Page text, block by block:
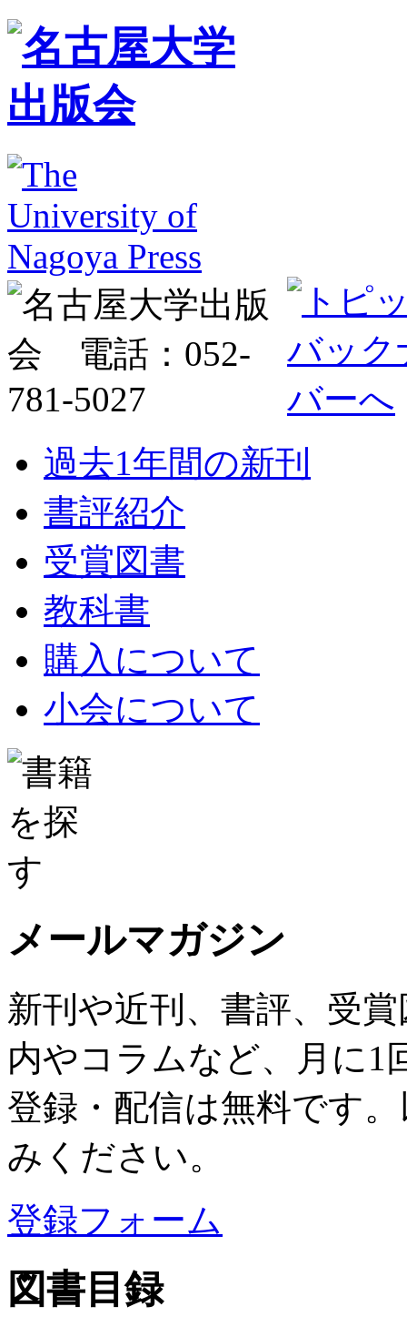
過去1年間の新刊
書評紹介
受賞図書
教科書
購入について
小会について
メールマガジン
新刊や近刊、書評、受
内やコラムなど、月に1
登録・配信は無料です
みください。
登録フォーム
図書目録